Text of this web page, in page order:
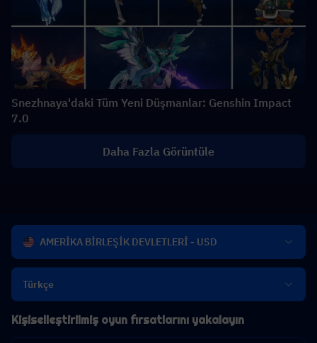
Snezhnaya'daki Tüm Yeni Düşmanlar: Genshin Impact
7.0
Daha Fazla Görüntüle
AMERİKA BİRLEŞİK DEVLETLERİ - USD
Türkçe
Kişiselleştirilmiş oyun fırsatlarını yakalayın